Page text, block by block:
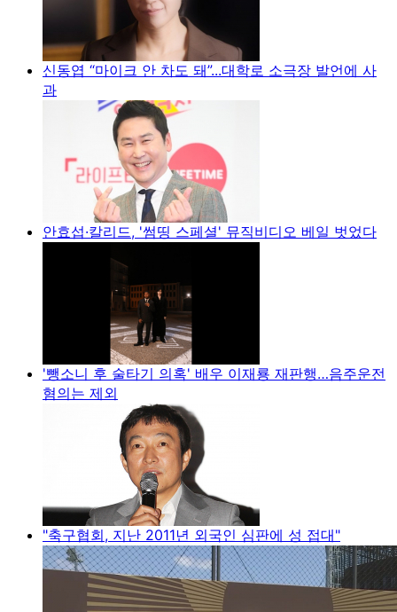
신동엽 “마이크 안 차도 돼”...대학로 소극장 발언에 사
과
안효섭·칼리드, '썸띵 스페셜' 뮤직비디오 베일 벗었다
'뺑소니 후 술타기 의혹' 배우 이재룡 재판행…음주운전
혐의는 제외
"축구협회, 지난 2011년 외국인 심판에 성 접대"